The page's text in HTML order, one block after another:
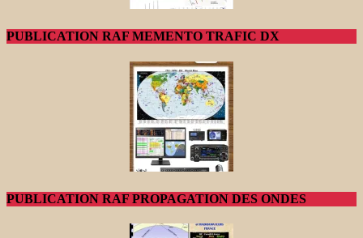
PUBLICATION RAF MEMENTO TRAFIC DX
PUBLICATION RAF PROPAGATION DES ONDES